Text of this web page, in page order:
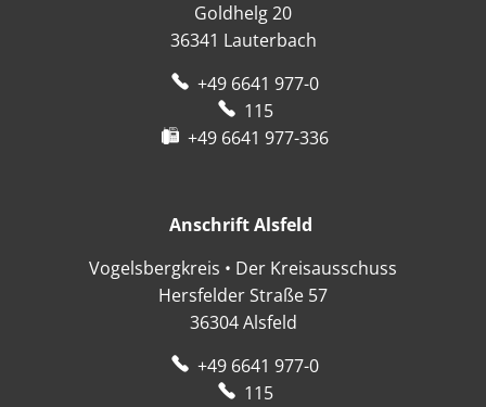
Goldhelg 20
36341 Lauterbach
+49 6641 977-0
115
+49 6641 977-336
Anschrift Alsfeld
Vogelsbergkreis • Der Kreisausschuss
Hersfelder Straße 57
36304 Alsfeld
+49 6641 977-0
115